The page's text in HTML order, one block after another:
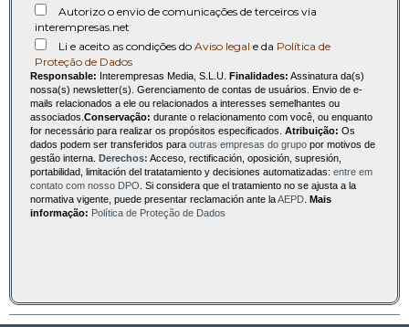
Autorizo o envio de comunicações de terceiros via
interempresas.net
Li e aceito as condições do Aviso legal e da Política de
Proteção de Dados
Responsable: Interempresas Media, S.L.U. Finalidades: Assinatura da(s)
nossa(s) newsletter(s). Gerenciamento de contas de usuários. Envio de e-
mails relacionados a ele ou relacionados a interesses semelhantes ou
associados. Conservação: durante o relacionamento com você, ou enquanto
for necessário para realizar os propósitos especificados. Atribuição: Os
dados podem ser transferidos para outras empresas do grupo por motivos de
gestão interna. Derechos: Acceso, rectificación, oposición, supresión,
portabilidad, limitación del tratatamiento y decisiones automatizadas: entre em
contato com nosso DPO . Si considera que el tratamiento no se ajusta a la
normativa vigente, puede presentar reclamación ante laAEPD Mais
informação: Política de Proteção de Dados